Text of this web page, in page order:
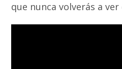
que nunca volverás a